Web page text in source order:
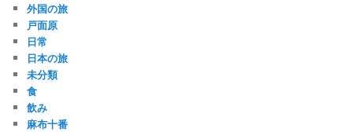
外国の旅
戸面原
日常
日本の旅
未分類
食
飲み
麻布十番